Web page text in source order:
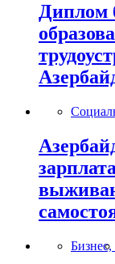
Диплом
Бизнес,